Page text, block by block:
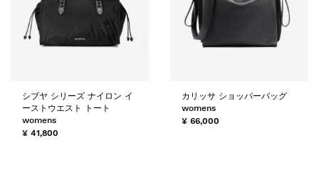
シブヤ シリーズ ナイロン イ
ーストウエスト トート
womens
¥ 41,800
カリッサ ショッパーバッグ
womens
¥ 66,000